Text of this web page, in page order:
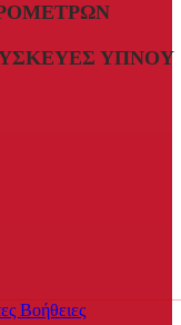
ΎΠΝΟΥ
Βοήθειες